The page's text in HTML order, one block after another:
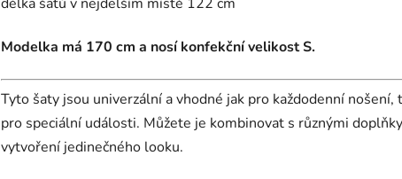
Modelka má 170 cm a nosí konfekční velikost S.
Tyto šaty jsou univerzální a vhodné jak pro každodenní nošení,
pro speciální události. Můžete je kombinovat s různými
vytvoření jedinečného looku.